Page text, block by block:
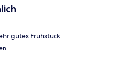
gutes Frühstück.